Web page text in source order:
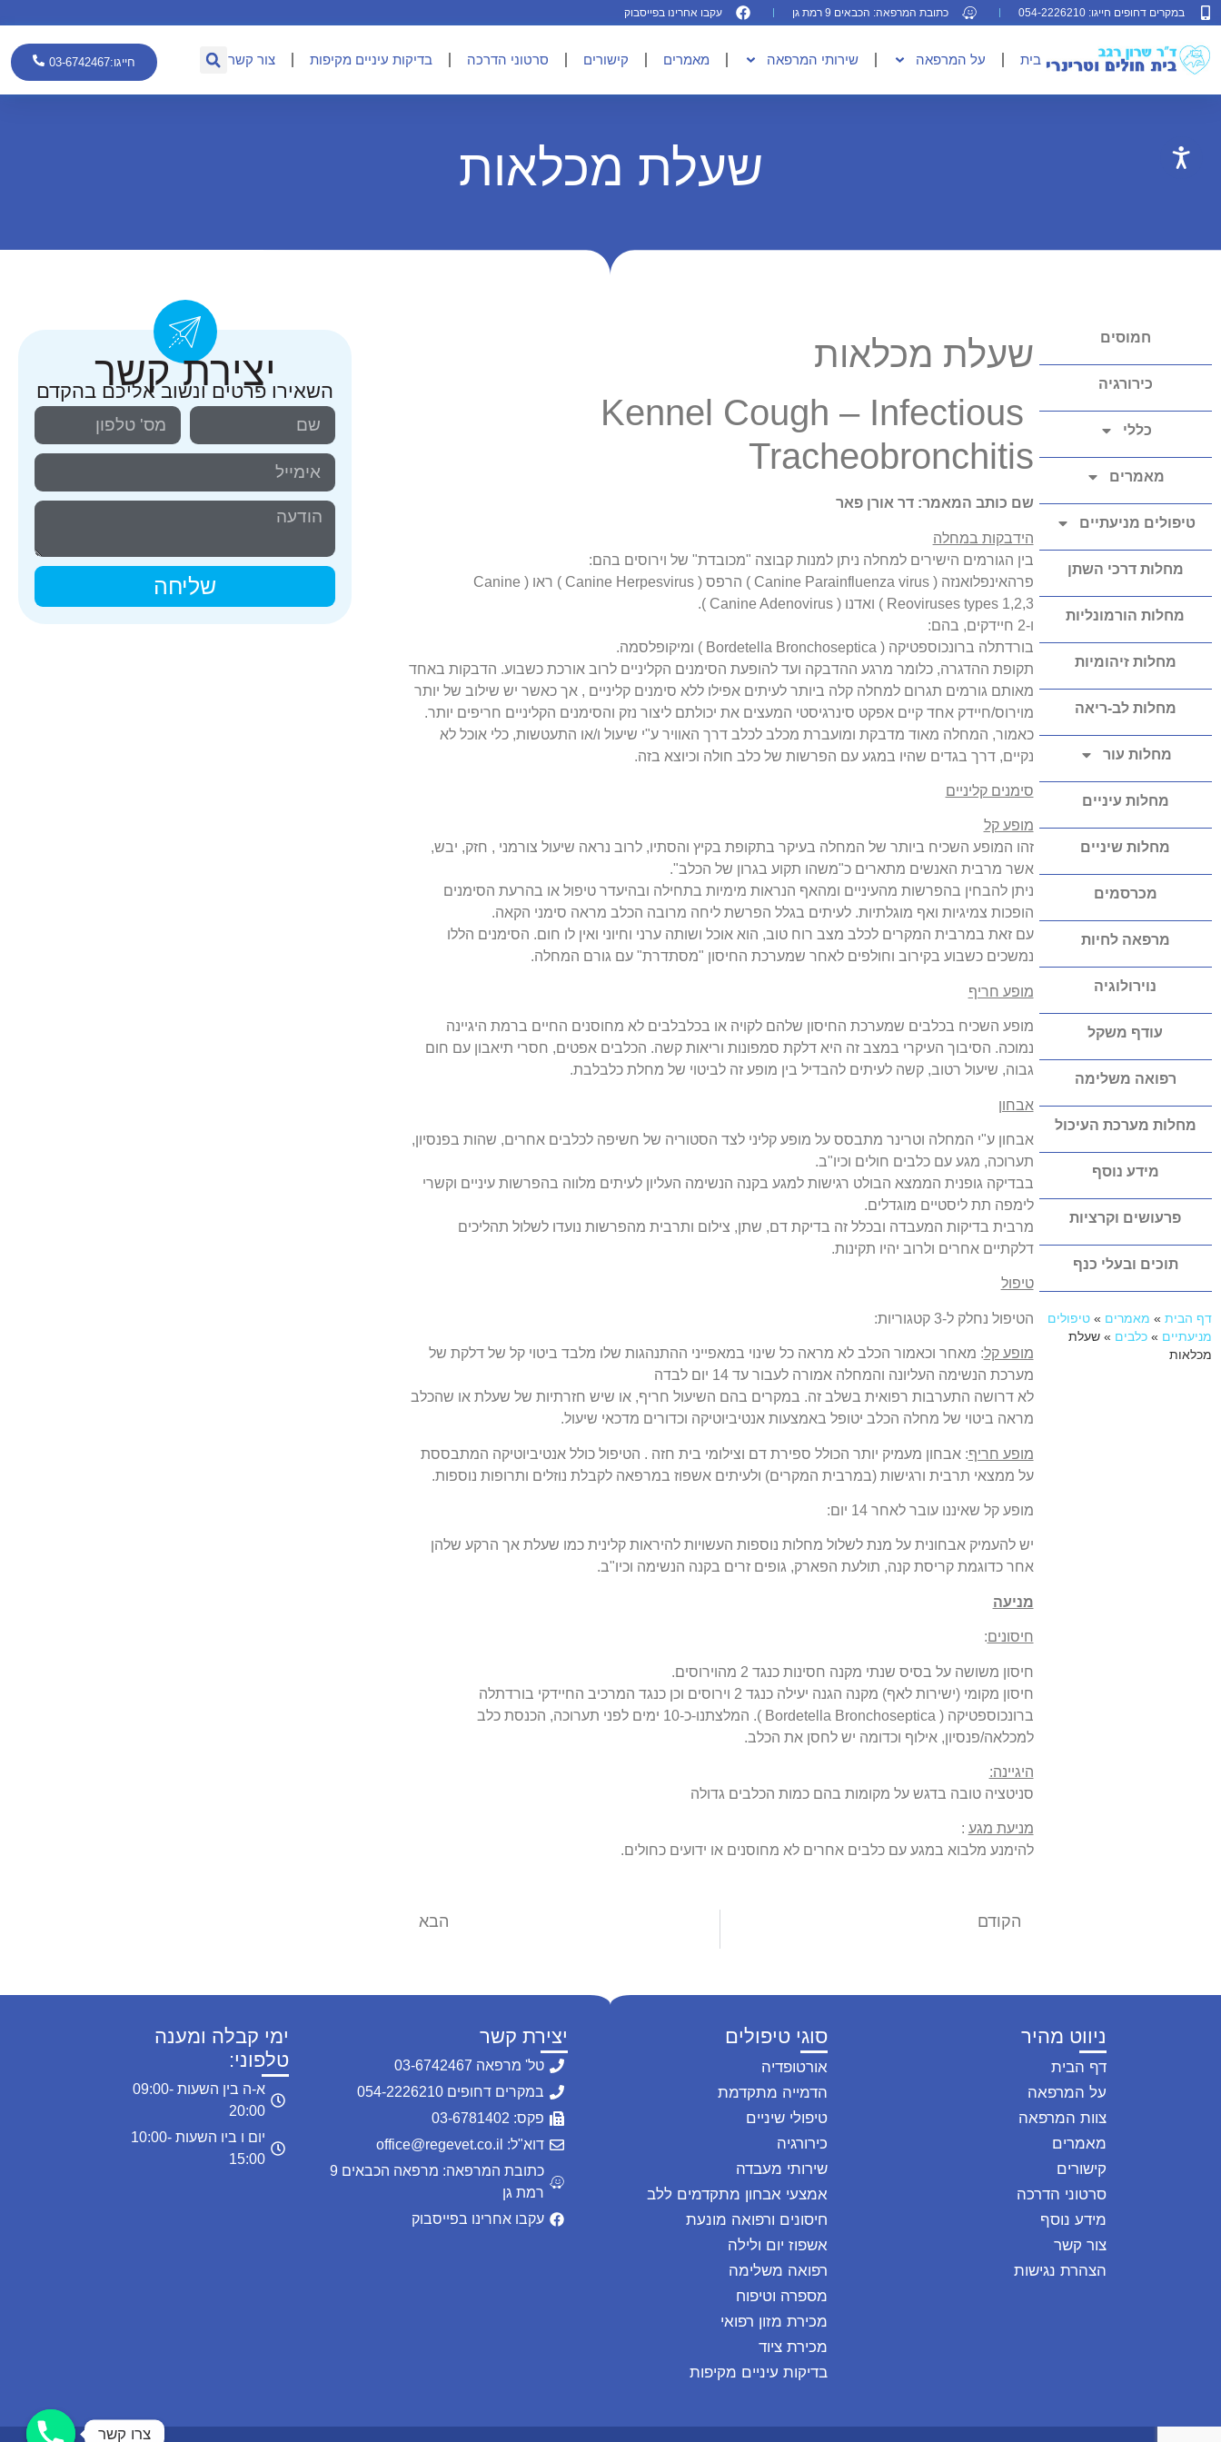
במקרים דחופים חייגו: 054-2226210 כתובת המרפאה: הכבאים 9 רמת גן עקבו אחרינו בפייסבוק
בית על המרפאה שירותי המרפאה מאמרים קישורים סרטוני הדרכה בדיקות עיניים מקיפות צור קשר חייגו:03-6742467
שעלת מכלאות
יצירת קשר
השאירו פרטים ונשוב אליכם בהקדם
שליחה
חמוסים
כירורגיה
כללי
מאמרים
טיפולים מניעתיים
מחלות דרכי השתן
מחלות הורמונליות
מחלות זיהומיות
מחלות לב-ריאה
מחלות עור
מחלות עיניים
מחלות שיניים
מכרסמים
מרפאה לחיות
נוירולוגיה
עודף משקל
רפואה משלימה
מחלות מערכת העיכול
מידע נוסף
פרעושים וקרציות
תוכים ובעלי כנף
דף הבית » מאמרים » טיפולים
מניעתיים » כלבים » שעלת
מכלאות
שעלת מכלאות
Kennel Cough – Infectious
Tracheobronchitis
שם כותב המאמר: דר אורן פאר
הידבקות במחלה
בין הגורמים הישירים למחלה ניתן למנות קבוצה "מכובדת" של וירוסים בהם:
פרהאינפלואנזה ( Canine Parainfluenza virus ) הרפס ( Canine Herpesvirus ) ראו ( Canine
Reoviruses types 1,2,3 ) ואדנו ( Canine Adenovirus ).
ו-2 חיידקים, בהם:
בורדתלה ברונכוספטיקה ( Bordetella Bronchoseptica ) ומיקופלסמה.
תקופת ההדגרה, כלומר מרגע ההדבקה ועד להופעת הסימנים הקליניים לרוב אורכת כשבוע. הדבקות באחד
מאותם גורמים תגרום למחלה קלה ביותר לעיתים אפילו ללא סימנים קליניים , אך כאשר יש שילוב של יותר
מוירוס/חיידק אחד קיים אפקט סינרגיסטי המעצים את יכולתם ליצור נזק והסימנים הקליניים חריפים יותר.
כאמור, המחלה מאוד מדבקת ומועברת מכלב לכלב דרך האוויר ע"י שיעול ו/או התעטשות, כלי אוכל לא
נקיים, דרך בגדים שהיו במגע עם הפרשות של כלב חולה וכיוצא בזה.
סימנים קליניים
מופע קל
זהו המופע השכיח ביותר של המחלה בעיקר בתקופת בקיץ והסתיו, לרוב נראה שיעול צורמני , חזק, יבש,
אשר מרבית האנשים מתארים כ"משהו תקוע בגרון של הכלב".
ניתן להבחין בהפרשות מהעיניים ומהאף הנראות מימיות בתחילה ובהיעדר טיפול או בהרעת הסימנים
הופכות צמיגיות ואף מוגלתיות. לעיתים בגלל הפרשת ליחה מרובה הכלב מראה סימני הקאה.
עם זאת במרבית המקרים לכלב מצב רוח טוב, הוא אוכל ושותה ערני וחיוני ואין לו חום. הסימנים הללו
נמשכים כשבוע בקירוב וחולפים לאחר שמערכת החיסון "מסתדרת" עם גורם המחלה.
מופע חריף
מופע השכיח בכלבים שמערכת החיסון שלהם לקויה או בכלבלבים לא מחוסנים החיים ברמת היגיינה
נמוכה. הסיבוך העיקרי במצב זה היא דלקת סמפונות וריאות קשה. הכלבים אפטים, חסרי תיאבון עם חום
גבוה, שיעול רטוב, קשה לעיתים להבדיל בין מופע זה לביטוי של מחלת כלבלבת.
אבחון
אבחון ע"י המחלה וטרינר מתבסס על מופע קליני לצד הסטוריה של חשיפה לכלבים אחרים, שהות בפנסיון,
תערוכה, מגע עם כלבים חולים וכיו"ב.
בבדיקה גופנית הממצא הבולט רגישות למגע בקנה הנשימה העליון לעיתים מלווה בהפרשות עיניים וקשרי
לימפה תת ליסטיים מוגדלים.
מרבית בדיקות המעבדה ובכלל זה בדיקת דם, שתן, צילום ותרבית מהפרשות נועדו לשלול תהליכים
דלקתיים אחרים ולרוב יהיו תקינות.
טיפול
הטיפול נחלק ל-3 קטגוריות:
מופע קל: מאחר וכאמור הכלב לא מראה כל שינוי במאפייני ההתנהגות שלו מלבד ביטוי קל של דלקת של
מערכת הנשימה העליונה והמחלה אמורה לעבור עד 14 יום לבדה
לא דרושה התערבות רפואית בשלב זה. במקרים בהם השיעול חריף, או שיש חזרתיות של שעלת או שהכלב
מראה ביטוי של מחלה הכלב יטופל באמצעות אנטיביוטיקה וכדורים מדכאי שיעול.
מופע חריף: אבחון מעמיק יותר הכולל ספירת דם וצילומי בית חזה . הטיפול כולל אנטיביוטיקה המתבססת
על ממצאי תרבית ורגישות (במרבית המקרים) ולעיתים אשפוז במרפאה לקבלת נוזלים ותרופות נוספות.
מופע קל שאיננו עובר לאחר 14 יום:
יש להעמיק אבחונית על מנת לשלול מחלות נוספות העשויות להיראות קלינית כמו שעלת אך הרקע שלהן
אחר כדוגמת קריסת קנה, תולעת הפארק, גופים זרים בקנה הנשימה וכיו"ב.
מניעה
חיסונים:
חיסון משושה על בסיס שנתי מקנה חסינות כנגד 2 מהוירוסים.
חיסון מקומי (ישירות לאף) מקנה הגנה יעילה כנגד 2 וירוסים וכן כנגד המרכיב החיידקי בורדתלה
ברונכוספטיקה ( Bordetella Bronchoseptica ). המלצתנו-כ-10 ימים לפני תערוכה, הכנסת כלב
למכלאה/פנסיון, אילוף וכדומה יש לחסן את הכלב.
היגיינה:
סניטציה טובה בדגש על מקומות בהם כמות הכלבים גדולה
מניעת מגע :
להימנע מלבוא במגע עם כלבים אחרים לא מחוסנים או ידועים כחולים.
הקודם הבא
ניווט מהיר
דף הבית
על המרפאה
צוות המרפאה
מאמרים
קישורים
סרטוני הדרכה
מידע נוסף
צור קשר
הצהרת נגישות
סוגי טיפולים
אורטופדיה
הדמייה מתקדמת
טיפולי שיניים
כירורגיה
שירותי מעבדה
אמצעי אבחון מתקדמים ללב
חיסונים ורפואה מונעת
אשפוז יום ולילה
רפואה משלימה
מספרה וטיפוח
מכירת מזון רפואי
מכירת ציוד
בדיקות עיניים מקיפות
יצירת קשר
טל' מרפאה 03-6742467
במקרים דחופים 054-2226210
פקס: 03-6781402
דוא"ל: office@regevet.co.il
כתובת המרפאה: מרפאה הכבאים 9
רמת גן
עקבו אחרינו בפייסבוק
ימי קבלה ומענה
טלפוני:
א-ה בין השעות 09:00-
20:00
יום ו ביו השעות 10:00-
15:00
צרו קשר